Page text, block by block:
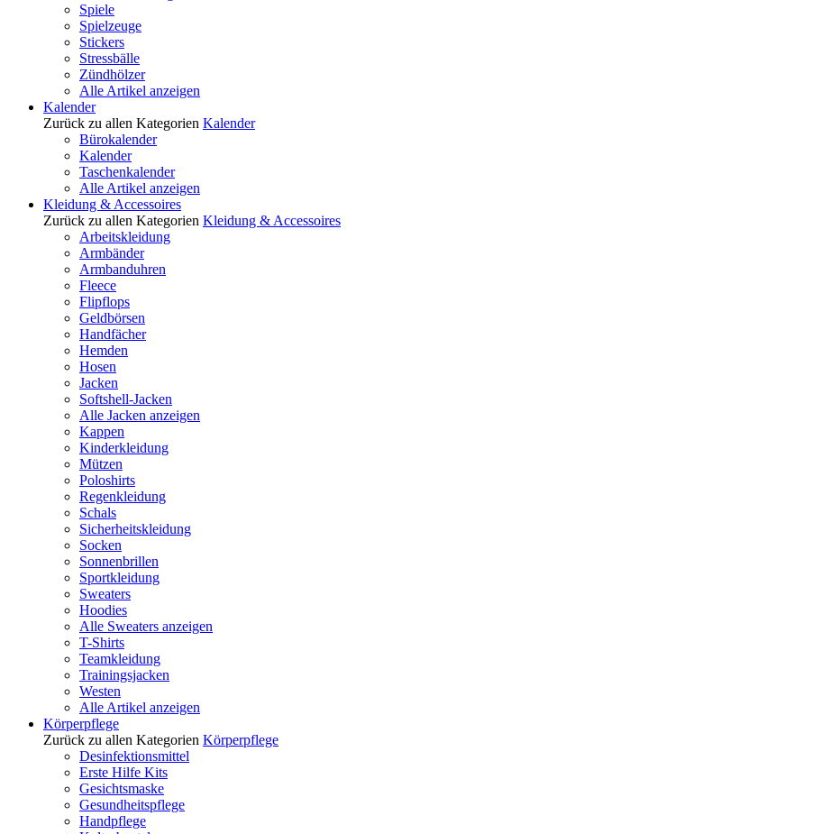
Spiele
Spielzeuge
Stickers
Stressbälle
Zündhölzer
Alle Artikel anzeigen
Kalender
Zurück zu allen Kategorien Kalender
Bürokalender
Kalender
Taschenkalender
Alle Artikel anzeigen
Kleidung & Accessoires
Zurück zu allen Kategorien Kleidung & Accessoires
Arbeitskleidung
Armbänder
Armbanduhren
Fleece
Flipflops
Geldbörsen
Handfächer
Hemden
Hosen
Jacken
Softshell-Jacken
Alle Jacken anzeigen
Kappen
Kinderkleidung
Mützen
Poloshirts
Regenkleidung
Schals
Sicherheitskleidung
Socken
Sonnenbrillen
Sportkleidung
Sweaters
Hoodies
Alle Sweaters anzeigen
T-Shirts
Teamkleidung
Trainingsjacken
Westen
Alle Artikel anzeigen
Körperpflege
Zurück zu allen Kategorien Körperpflege
Desinfektionsmittel
Erste Hilfe Kits
Gesichtsmaske
Gesundheitspflege
Handpflege